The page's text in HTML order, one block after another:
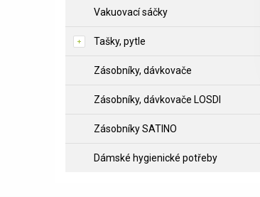
Vakuovací sáčky
Tašky, pytle
Zásobníky, dávkovače
Zásobníky, dávkovače LOSDI
Zásobníky SATINO
Dámské hygienické potřeby